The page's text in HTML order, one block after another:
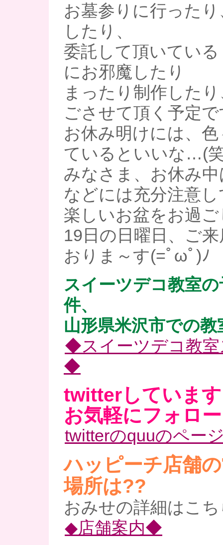
お墓参りに行った
したり、
委託して頂いてい
にお邪魔したり
まったり制作した
ごさせて頂く予定
お休み明けには、
ているといいな…(
みなさま、お休み
などには充分注意し
楽しいお盆をお過
19日の日曜日、ご
おりま～す(=ﾟωﾟ)ﾉ
スイーツデコ教室
件、
山形県米沢市での教
◆スイーツデコ教室
◆
twitterしていま
お気軽にフォロ
twitterのquuのペー
ハッピーチ店舗
場所は??
おみせの詳細はこ
◆店舗案内◆